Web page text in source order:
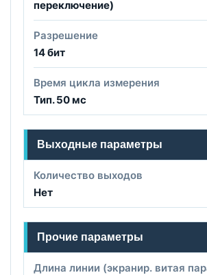
переключение)
Разрешение
14 бит
Время цикла измерения
Тип. 50 мс
Выходные параметры
Количество выходов
Нет
Прочие параметры
Длина линии (экранир. витая